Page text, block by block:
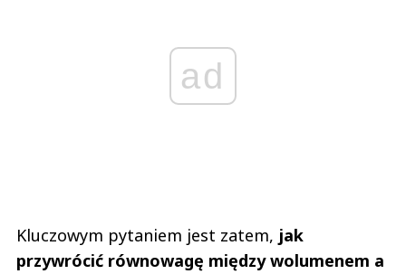
ad
Kluczowym pytaniem jest zatem, jak
przywrócić równowagę między wolumenem a